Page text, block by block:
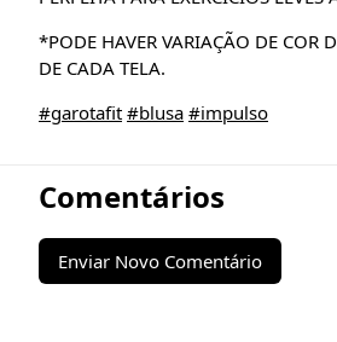
*PODE HAVER VARIAÇÃO DE COR
DE CADA TELA.
#garotafit #blusa #impulso
Comentários
Enviar Novo Comentário